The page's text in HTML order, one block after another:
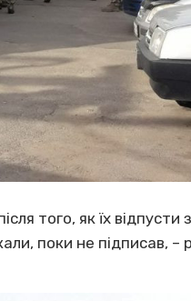
того, як їх відпусти
поки не підписав, –